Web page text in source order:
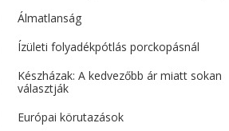
Álmatlanság
Ízületi folyadékpótlás porckopásnál
Készházak: A kedvezőbb ár miatt sokan
választják
Európai körutazások